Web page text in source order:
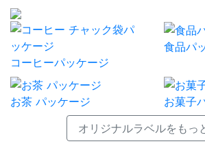
コーヒーパッケージ
食品パ
お茶 パッケージ
お菓子
オリジナルラベルをもっ